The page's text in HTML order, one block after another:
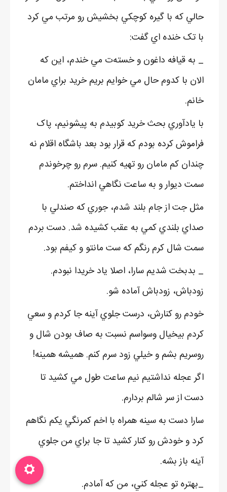
حالي که با گيره کوچکي بخشيش رو مرتب مي کرد
با تک خنده اي گفت:
_ به قيافه داغون و خسته‌ت مي خندم، اين که
الان با کدوم حال مي خوايم بريم خريد براي مامان
خانم.
با يادآوري بحث خريد کوبيدم به پيشونيم، پاک
فراموش کرده بودم که قرار بود بعد باشگاه اقلام نه
چندان کم مامان رو تهيه کنيم. سرم رو چرخوندم
سمت ديوار و به ساعت نگاهي انداختم.
مثل جت از جام بلند شدم، جوري که صندلي با
صداي بلندي کمي به عقب کشيده شد. دست بردم
سمت شال کرم رنگم که ست مانتو و کيفم بود.
_ بدبخت شديم سارا، اصلا ياد خريدا نبودم.
زودباش، زودباش آماده شو.
خودم رو کنارش، درست جلوي آينه جا کردم و سعي
کردم بيخيال وسواسم نسبت به صاف بودن شال و
روسريم بشم و خيلي زود سرم کنم. هميشه همينه!
اگر عجله نداشتيم نيم ساعت طول مي کشيد تا
دست از سر شالم بردارم.
سارا دست به سينه همراه با اخم کمرنگي يکم نگاهم
کرد و خودش رو کنار کشيد تا جا براي من جلوي
آينه باز بشه.
_بهتره تو عجله کني، من که آمادم.